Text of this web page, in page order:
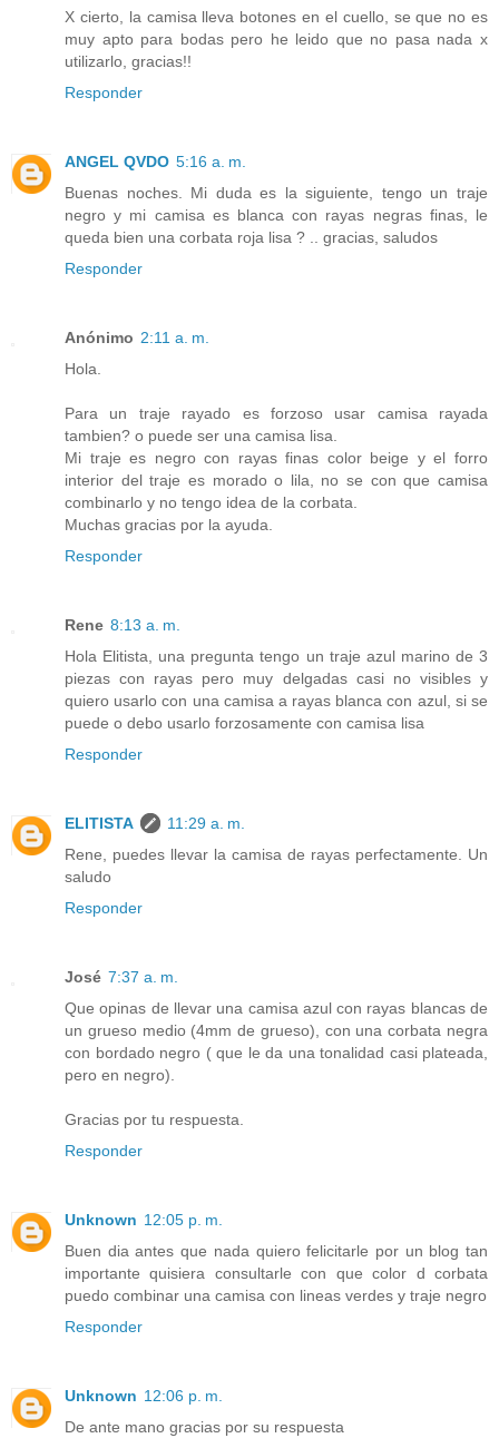
X cierto, la camisa lleva botones en el cuello, se que no es
muy apto para bodas pero he leido que no pasa nada x
utilizarlo, gracias!!
Responder
ANGEL QVDO 5:16 a. m.
Buenas noches. Mi duda es la siguiente, tengo un traje
negro y mi camisa es blanca con rayas negras finas, le
queda bien una corbata roja lisa ? .. gracias, saludos
Responder
Anónimo 2:11 a. m.
Hola.
Para un traje rayado es forzoso usar camisa rayada
tambien? o puede ser una camisa lisa.
Mi traje es negro con rayas finas color beige y el forro
interior del traje es morado o lila, no se con que camisa
combinarlo y no tengo idea de la corbata.
Muchas gracias por la ayuda.
Responder
Rene 8:13 a. m.
Hola Elitista, una pregunta tengo un traje azul marino de 3
piezas con rayas pero muy delgadas casi no visibles y
quiero usarlo con una camisa a rayas blanca con azul, si se
puede o debo usarlo forzosamente con camisa lisa
Responder
ELITISTA
11:29 a. m.
Rene, puedes llevar la camisa de rayas perfectamente. Un
saludo
Responder
José 7:37 a. m.
Que opinas de llevar una camisa azul con rayas blancas de
un grueso medio (4mm de grueso), con una corbata negra
con bordado negro ( que le da una tonalidad casi plateada,
pero en negro).
Gracias por tu respuesta.
Responder
Unknown 12:05 p. m.
Buen dia antes que nada quiero felicitarle por un blog tan
importante quisiera consultarle con que color d corbata
puedo combinar una camisa con lineas verdes y traje negro
Responder
Unknown 12:06 p. m.
De ante mano gracias por su respuesta